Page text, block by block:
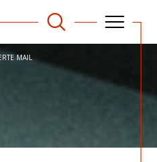
MAIL